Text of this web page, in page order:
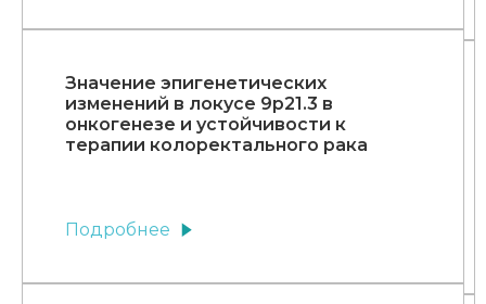
Значение эпигенетических
изменений в локусе 9р21.3 в
онкогенезе и устойчивости к
терапии колоректального рака
Подробнее